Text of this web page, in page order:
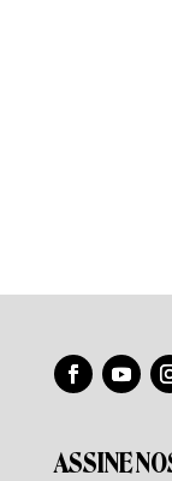
ASSINE